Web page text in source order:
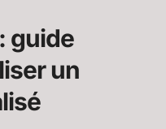
guide
un